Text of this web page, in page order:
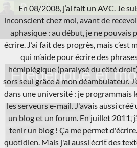
au
contenu
L'A.V.C.
Recherche
Frédérique et
Devenu
Antillaise
France.
En 08/2008, j’ai fait un AVC. Je
inconscient chez moi, avant de
aphasique : au début, je ne pouvais
écrire. J’ai fait des progrès, mais
qui m’aide pour écrire des
hémiplégique (paralysé du côté
sors seul grâce à mon déambulateur.
dans une université : je programmais
les serveurs e-mail. J'avais aussi
un blog et un forum. En juillet 2011,
tenir un blog ! Ça me permet
quotidien. Mais j'ai aussi écrit des